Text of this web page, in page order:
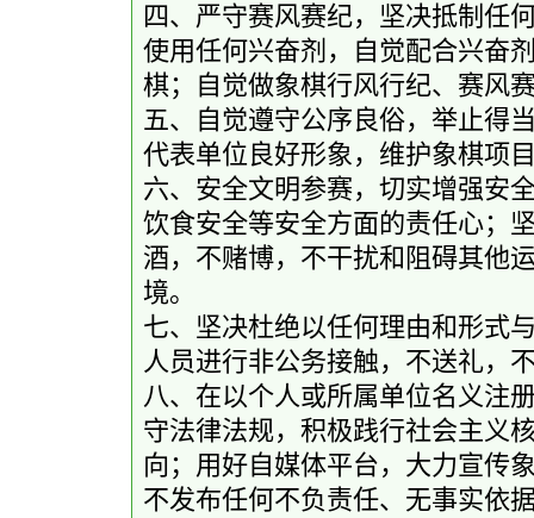
四、严守赛风赛纪，坚决抵制任
使用任何兴奋剂，自觉配合兴奋
棋；自觉做象棋行风行纪、赛风赛
五、自觉遵守公序良俗，举止得
代表单位良好形象，维护象棋项
六、安全文明参赛，切实增强安
饮食安全等安全方面的责任心；
酒，不赌博，不干扰和阻碍其他
境。
七、坚决杜绝以任何理由和形式
人员进行非公务接触，不送礼，
八、在以个人或所属单位名义注
守法律法规，积极践行社会主义
向；用好自媒体平台，大力宣传
不发布任何不负责任、无事实依